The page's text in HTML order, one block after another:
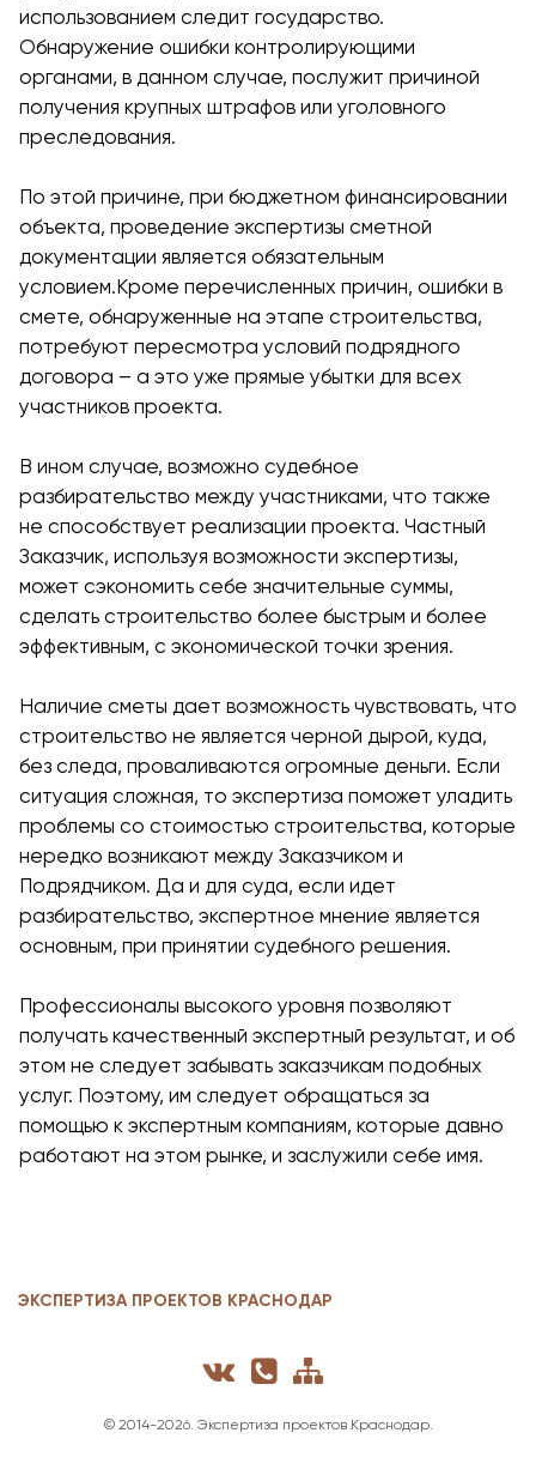
использованием следит государство.
Обнаружение ошибки контролирующими
органами, в данном случае, послужит причиной
получения крупных штрафов или уголовного
преследования.
По этой причине, при бюджетном финансировании
объекта, проведение экспертизы сметной
документации является обязательным
условием.Кроме перечисленных причин, ошибки в
смете, обнаруженные на этапе строительства,
потребуют пересмотра условий подрядного
договора – а это уже прямые убытки для всех
участников проекта.
В ином случае, возможно судебное
разбирательство между участниками, что также
не способствует реализации проекта. Частный
Заказчик, используя возможности экспертизы,
может сэкономить себе значительные суммы,
сделать строительство более быстрым и более
эффективным, с экономической точки зрения.
Наличие сметы дает возможность чувствовать, что
строительство не является черной дырой, куда,
без следа, проваливаются огромные деньги. Если
ситуация сложная, то экспертиза поможет уладить
проблемы со стоимостью строительства, которые
нередко возникают между Заказчиком и
Подрядчиком. Да и для суда, если идет
разбирательство, экспертное мнение является
основным, при принятии судебного решения.
Профессионалы высокого уровня позволяют
получать качественный экспертный результат, и об
этом не следует забывать заказчикам подобных
услуг. Поэтому, им следует обращаться за
помощью к экспертным компаниям, которые давно
работают на этом рынке, и заслужили себе имя.
ЭКСПЕРТИЗА ПРОЕКТОВ КРАСНОДАР
© 2014-2026. Экспертиза проектов Краснодар.